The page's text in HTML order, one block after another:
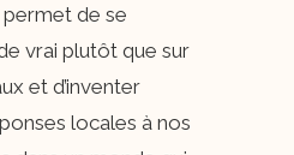
de se
vrai plutôt que sur
et d’inventer
locales à nos